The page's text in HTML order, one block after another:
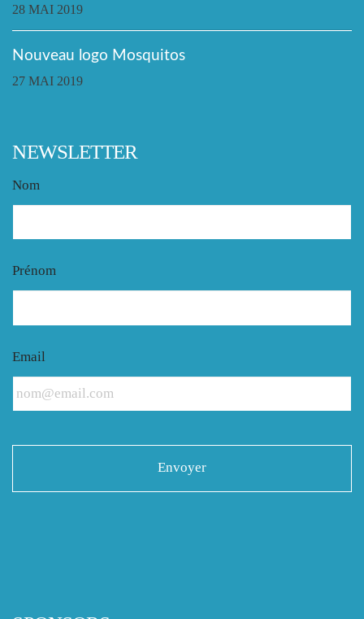
28 MAI 2019
Nouveau logo Mosquitos
27 MAI 2019
NEWSLETTER
Nom
Prénom
Email